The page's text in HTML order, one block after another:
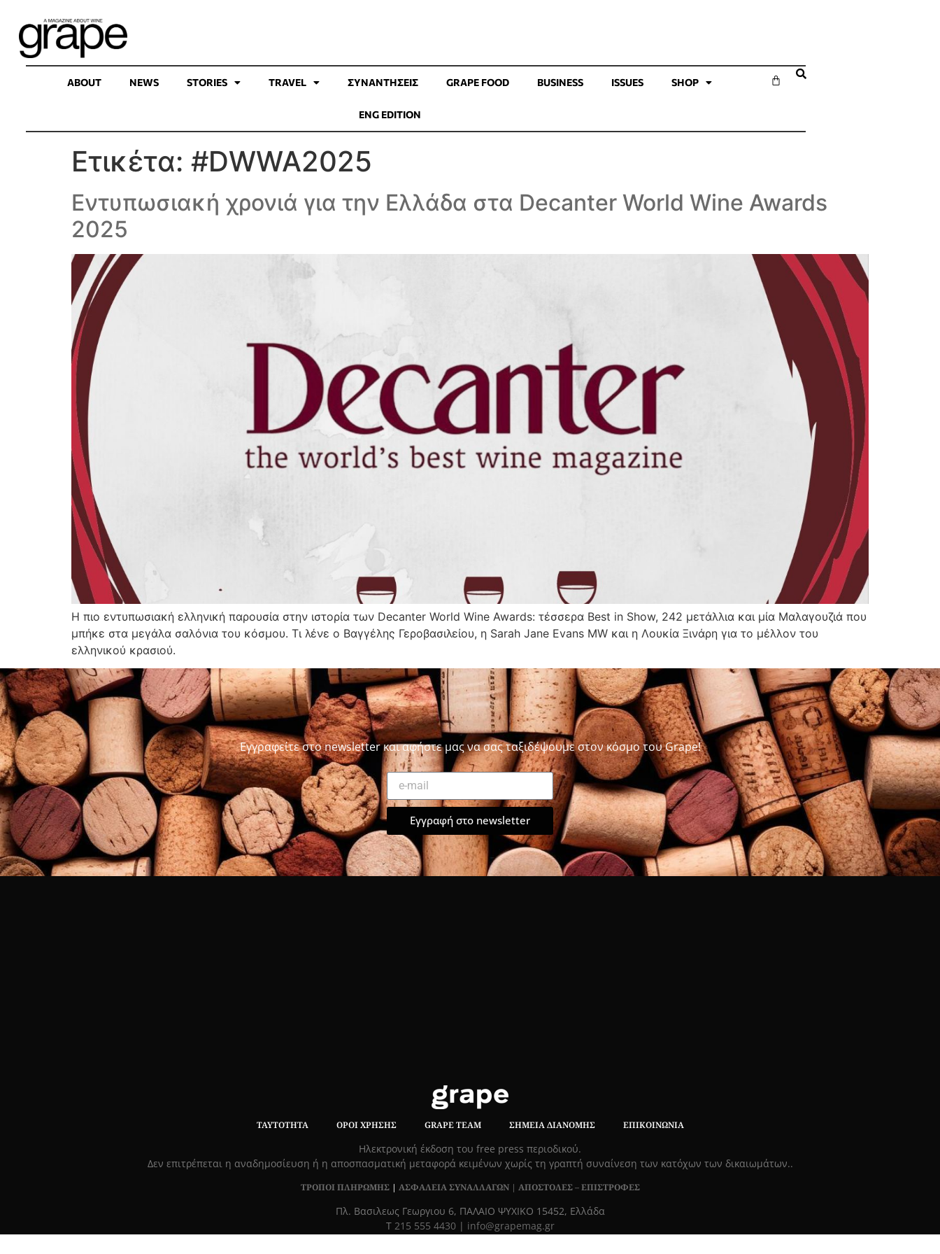
ABOUT NEWS STORIES TRAVEL ΣΥΝΑΝΤΉΣΕΙΣ GRAPE FOOD BUSINESS ISSUES SHOP
ENG EDITION
Ετικέτα: #DWWA2025
Eντυπωσιακή χρονιά για την Ελλάδα στα Decanter World Wine Awards
2025
Η πιο εντυπωσιακή ελληνική παρουσία στην ιστορία των Decanter World Wine Awards: τέσσερα Best in Show, 242 μετάλλια και μία Μαλαγουζιά που
μπήκε στα μεγάλα σαλόνια του κόσμου. Τι λένε ο Βαγγέλης Γεροβασιλείου, η Sarah Jane Evans MW και η Λουκία Ξινάρη για το μέλλον του
ελληνικού κρασιού.
Εγγραφείτε στο newsletter και αφήστε μας να σας ταξιδέψουμε στον κόσμο του Grape!
Εγγραφή στο newsletter
ΤΑΥΤΌΤΗΤΑ ΌΡΟΙ ΧΡΉΣΗΣ GRAPE TEAM ΣΗΜΕΊΑ ΔΙΑΝΟΜΉΣ ΕΠΙΚΟΙΝΩΝΊΑ
Hλεκτρονική έκδοση του free press περιοδικού.
Δεν επιτρέπεται η αναδημοσίευση ή η αποσπασματική μεταφορά κειμένων χωρίς τη γραπτή συναίνεση των κατόχων των δικαιωμάτων..
ΤΡΟΠΟΙ ΠΛΗΡΩΜΗΣ | ΑΣΦΑΛΕΙΑ ΣΥΝΑΛΛΑΓΩΝ | ΑΠΟΣΤΟΛΕΣ – ΕΠΙΣΤΡΟΦΕΣ
Πλ. Βασιλεως Γεωργιου 6, ΠΑΛΑΙΟ ΨΥΧΙΚΟ 15452, Ελλάδα
Τ 215 555 4430| info@grapemag.gr